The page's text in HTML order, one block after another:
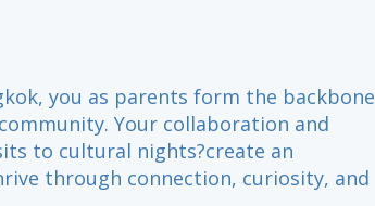
you as parents form the backbone
Your collaboration and
to cultural nights?create an
through connection, curiosity, and